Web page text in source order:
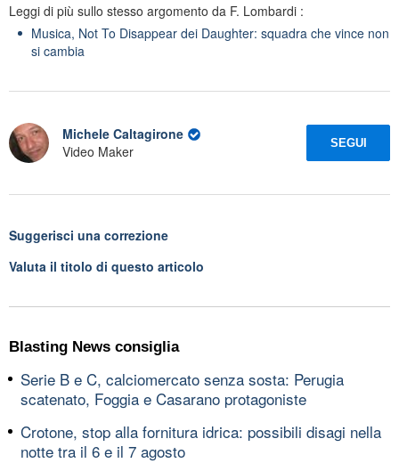
Leggi di più sullo stesso argomento da F. Lombardi :
Musica, Not To Disappear dei Daughter: squadra che vince non
si cambia
Michele Caltagirone
Video Maker
SEGUI
Suggerisci una correzione
Valuta il titolo di questo articolo
Blasting News consiglia
Serie B e C, calciomercato senza sosta: Perugia
scatenato, Foggia e Casarano protagoniste
Crotone, stop alla fornitura idrica: possibili disagi nella
notte tra il 6 e il 7 agosto